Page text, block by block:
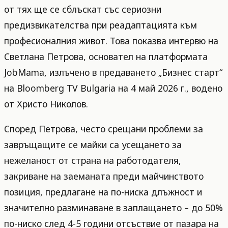
от тях ще се сблъскат със сериозни
предизвикателства при реадаптацията към
професионалния живот. Това показва интервю на
Светлана Петрова, основател на платформата
JobMama, излъчено в предаването „Бизнес старт“
на Bloomberg TV Bulgaria на 4 май 2026 г., водено
от Христо Николов.
Според Петрова, често срещани проблеми за
завръщащите се майки са усещането за
нежеланост от страна на работодателя,
закриване на заеманата преди майчинството
позиция, предлагане на по-ниска длъжност и
значително разминаване в заплащането – до 50%
по-ниско след 4-5 години отсъствие от пазара на